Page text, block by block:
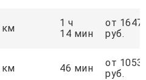
км
1 ч
14 мин
от 1647
руб.
км 46 мин
от 1053
руб.